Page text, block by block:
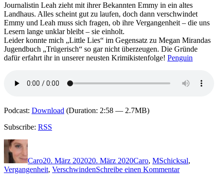
Einsteiger
Journalistin Leah zieht mit ihrer Bekannten Emmy in ein altes
Landhaus. Alles scheint gut zu laufen, doch dann verschwindet
Emmy und Leah muss sich fragen, ob ihre Vergangenheit – die uns
Lesern lange unklar bleibt – sie einholt.
Leider konnte mich „Little Lies“ im Gegensatz zu Megan Mirandas
Jugendbuch „Trügerisch“ so gar nicht überzeugen. Die Gründe
dafür erfahrt ihr in unserer neusten Krimikistenfolge! Penguin
Podcast: Download (Duration: 2:58 — 2.7MB)
Subscribe: RSS
Autor
Caro20. März 202020. März 2020Caro, MSchicksal,
Vergangenheit, VerschwindenSchreibe einen Kommentarzu